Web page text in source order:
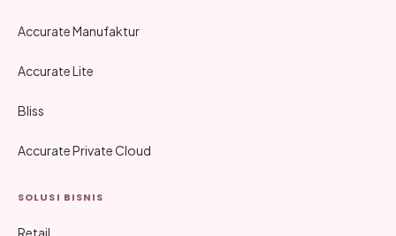
Accurate Manufaktur
Accurate Lite
Bliss
Accurate Private Cloud
SOLUSI BISNIS
Retail